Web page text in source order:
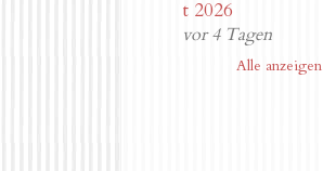
t 2026
vor 4 Tagen
Alle anzeigen